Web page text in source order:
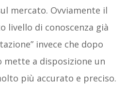
mercato. Ovviamente il
livello di conoscenza già
invece che dopo
mette a disposizione un
più accurato e preciso.